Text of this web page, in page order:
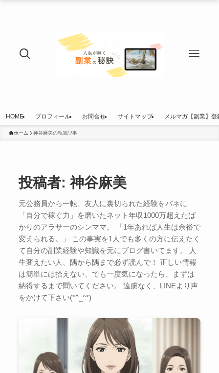
HOME プロフィール お問合せ サイトマップ メルマガ【副業】登
ホーム 神谷麻美の執筆記事
投稿者:神谷麻美
元公務員から一転、友人に裏切られた経験をバネに
「自分で稼ぐ力」を磨いたネット年収1000万超えたば
かりのアラサーのシンママ。 「1年あれば人生は余裕で
変えられる。」 この事実を1人でも多くの方に伝えたく
て自分の副業経験や知識を元にブログ書いてます。 人
生変えたい人、隅から隅まで必ず読んで！ 正しい情報
は簡単には拾えない、でも一度気になったら、まずは
納得するまで聞いてください。 遠慮なく、LINEより声
をかけて下さい(*^_^*)